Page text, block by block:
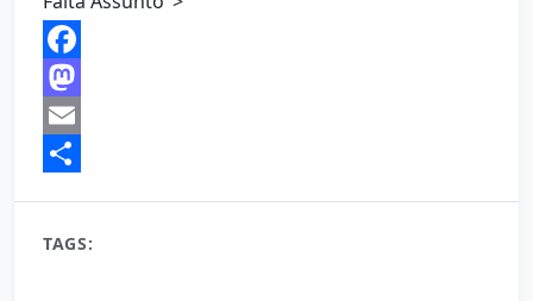
Facebook
Mastodon
Email
TAGS: